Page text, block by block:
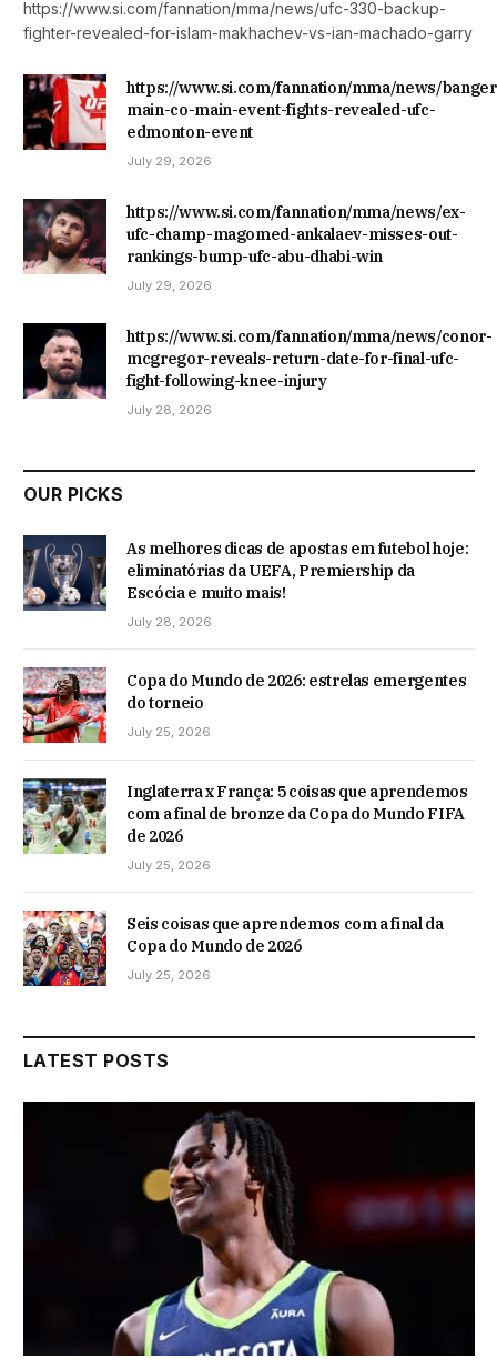
https://www.si.com/fannation/mma/news/ufc-330-backup-
fighter-revealed-for-islam-makhachev-vs-ian-machado-garry
https://www.si.com/fannation/mma/news/
main-co-main-event-fights-revealed-ufc-
edmonton-event
July 29, 2026
https://www.si.com/fannation/mma/news/ex-
ufc-champ-magomed-ankalaev-misses-out-
rankings-bump-ufc-abu-dhabi-win
July 29, 2026
https://www.si.com/fannation/mma/news/conor-
mcgregor-reveals-return-date-for-final-ufc-
fight-following-knee-injury
July 28, 2026
OUR PICKS
As melhores dicas de apostas em futebol hoje:
eliminatórias da UEFA, Premiership da
Escócia e muito mais!
July 28, 2026
Copa do Mundo de 2026: estrelas emergentes
do torneio
July 25, 2026
Inglaterra x França: 5 coisas que aprendemos
com a final de bronze da Copa do Mundo FIFA
de 2026
July 25, 2026
Seis coisas que aprendemos com a final da
Copa do Mundo de 2026
July 25, 2026
LATEST POSTS